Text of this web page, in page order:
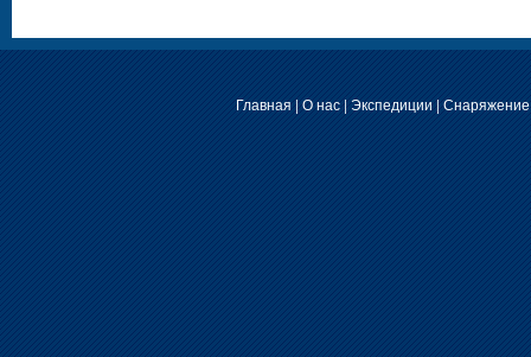
Главная | О нас| Экспедиции | Снаряжение